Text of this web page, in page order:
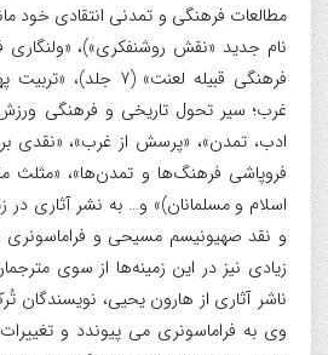
مطالعات فرهنگی و تمدنی انتقادی خود
نام جدید «نقش روشنفکری»)، «ولنگاری
فرهنگی قبیله لعنت» (7
غرب؛ سیر تحول تاریخی و فرهنگی
ادب، تمدن»، «پرسش از غرب»، «نقدی
فروپاشی فرهنگ‌ها و تمدن‌ها»، «مثلث
اسلام و مسلمانان)» و… به نشر آثاری در
و نقد صهیونیسم مسیحی و فراماسونری
زیادی نیز در این زمینه‌ها از سوی
ناشر آثاری از هارون یحیی، نویسندگان
وی به فراماسونری می پیوندد و